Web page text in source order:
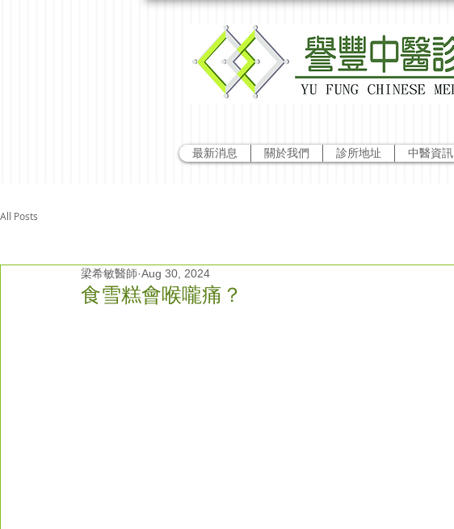
最新消息 關於我們 診所地址 中醫資訊
All Posts
食雪糕會喉嚨痛？
梁希敏醫師 Aug 30, 2024